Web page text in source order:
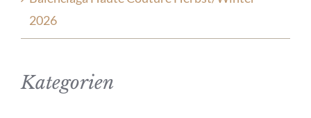
2026
Kategorien